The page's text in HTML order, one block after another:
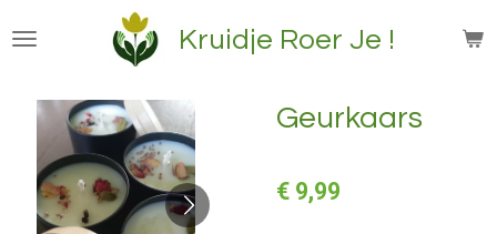
direct
hoofdinhoud
Kruidje Roer Je !
Geurkaars
€ 9,99